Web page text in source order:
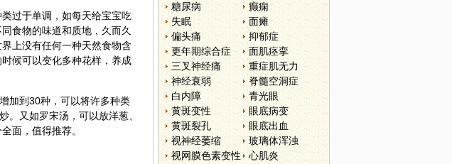
过于单调，如每天给宝宝吃
食物的味道和质地，久而久
上没有任何一种天然食物含
候可以变化多种花样，养成
加到30种，可以将许多种类
。又如罗宋汤，可以放洋葱、
面，值得推荐。
糖尿病
癫痫
失眠
面瘫
偏头痛
抑郁症
更年期综合症
面肌痉挛
三叉神经痛
重症肌无力
神经衰弱
脊髓空洞症
白内障
青光眼
黄斑变性
眼底病变
黄斑裂孔
眼底出血
视神经萎缩
玻璃体浑浊
视网膜色素变性
心肌炎